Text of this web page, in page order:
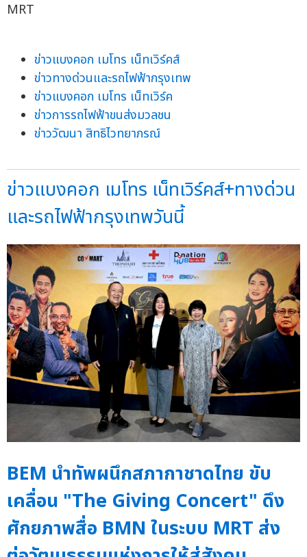
MRT
ข่าวแบงคอก เมโทร เน็ทเวิร์คส์
ข่าวทางด่วนและรถไฟฟ้ากรุงเทพ
ข่าวแบงคอก เมโทร เน็ทเวิร์ค
ข่าวการรถไฟฟ้าขนส่งมวลชน
ข่าววัฒนา สิทธิไวทยาภรณ์
ข่าวแบงคอก เมโทร เน็ทเวิร์คส์+ทางด่วน
และรถไฟฟ้ากรุงเทพวันนี้
BEM นำทัพผนึกสภากาชาดไทย ขับ
เคลื่อน "The Giving Concert" ดึง
ศักยภาพสื่อ BMN ในระบบ MRT ส่ง